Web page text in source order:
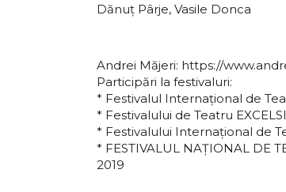
Dănuț Pârje, Vasile Donca
Andrei Măjeri: https://
Participări la festivaluri:
* Festivalul Internațional de
* Festivalului de Teatru
* Festivalului Internaţional de
* FESTIVALUL NAȚIONAL DE
2019